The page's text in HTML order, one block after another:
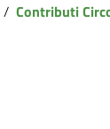
/ Contributi